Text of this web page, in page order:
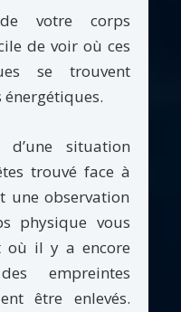
votre corps
de voir où ces
se trouvent
énergétiques.
d’une situation
trouvé face à
une observation
physique vous
où il y a encore
empreintes
être enlevés.